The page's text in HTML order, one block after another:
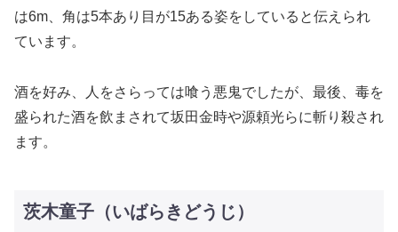
は6m、角は5本あり目が15ある姿をしていると伝えられ
ています。
酒を好み、人をさらっては喰う悪鬼でしたが、最後、毒を
盛られた酒を飲まされて坂田金時や源頼光らに斬り殺され
ます。
茨木童子（いばらきどうじ）